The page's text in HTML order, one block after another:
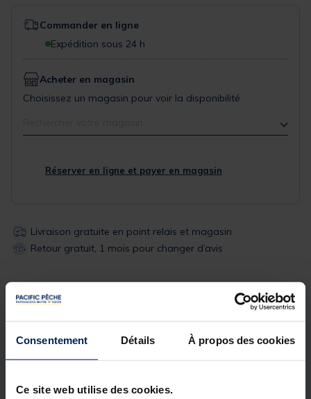
Consentement Détails À propos des cookies
Ce site web utilise des cookies.
Commander en ligne
Expédition sous 24 h
Acheter en magasin
Choisissez un magasin pour voir la disponibilité
Réserver en ligne et payer en magasin
Livraison gratuite en point relais et magasin
Retour gratuit, 1 mois pour changer d’avis
Description & détails
Description